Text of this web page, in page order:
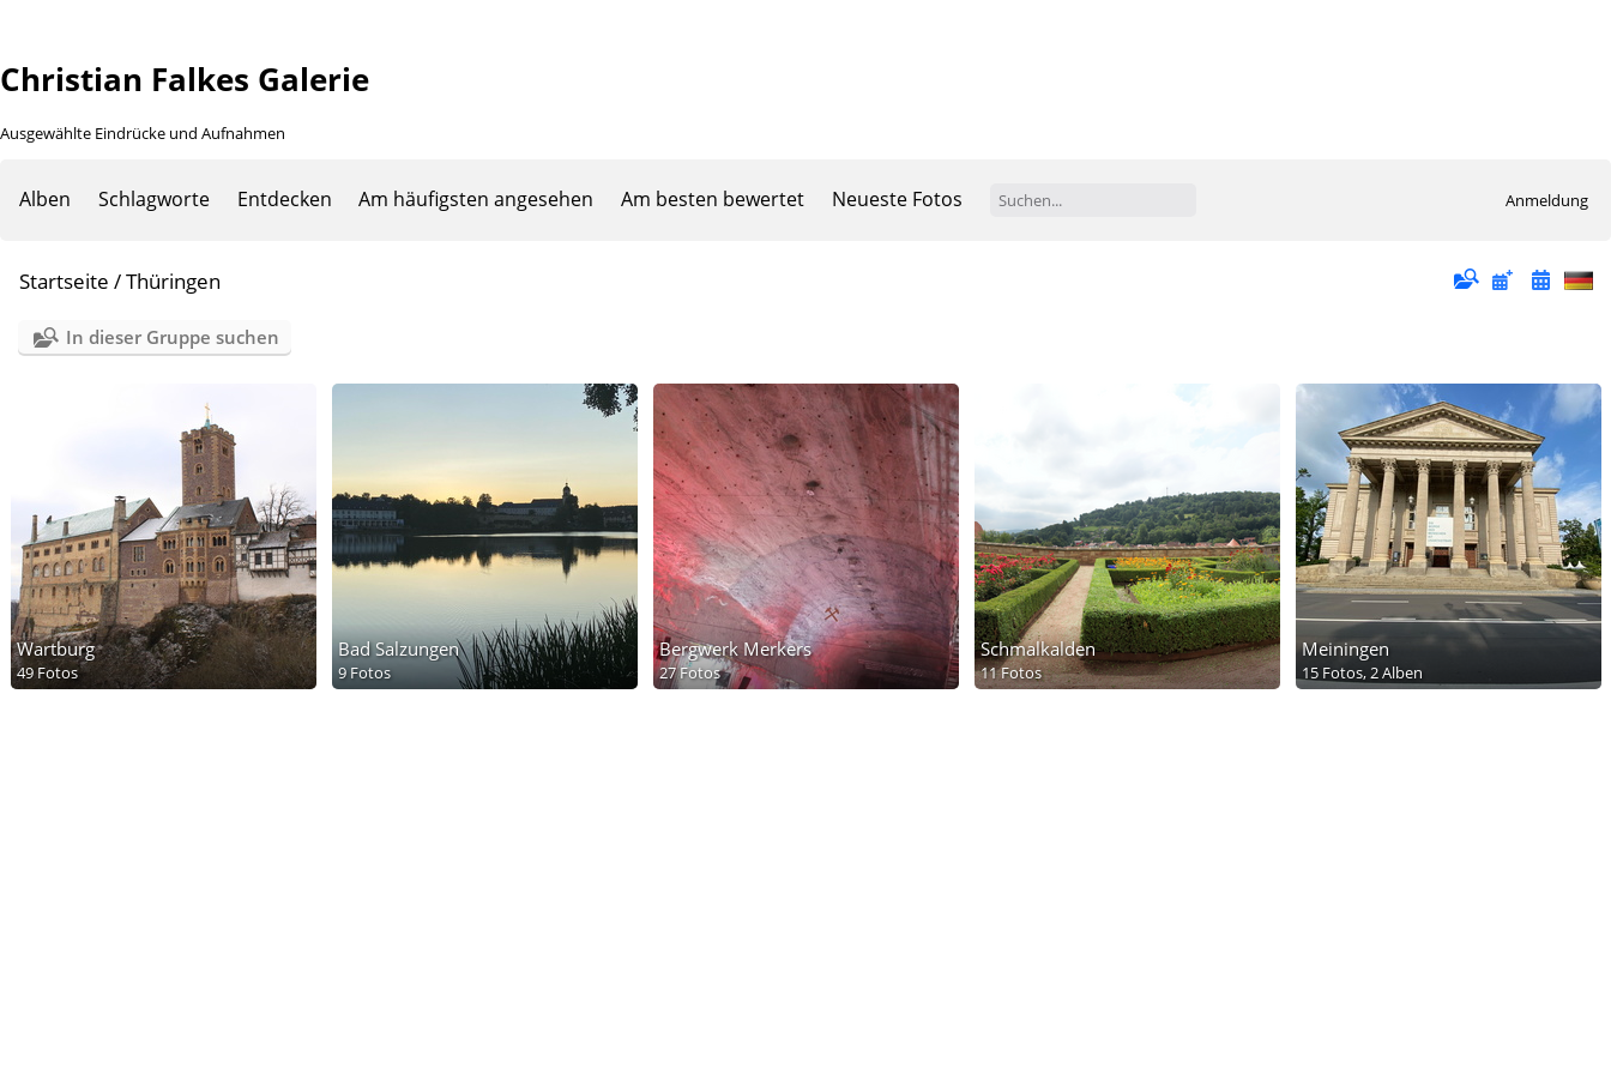
Christian Falkes Galerie
Ausgewählte Eindrücke und Aufnahmen
Alben Schlagworte Entdecken Am häufigsten angesehen Am besten bewertet Neueste Fotos Anmeldung
Startseite /Thüringen
In dieser Gruppe suchen
Wartburg
49 Fotos
Bad Salzungen
9 Fotos
Bergwerk Merkers
27 Fotos
Schmalkalden
11 Fotos
Meiningen
15 Fotos,2 Alben